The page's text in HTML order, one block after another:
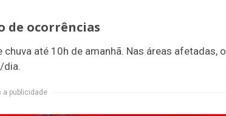
de ocorrências
até 10h de amanhã. Nas áreas afetadas, o
dia.
a publicidade